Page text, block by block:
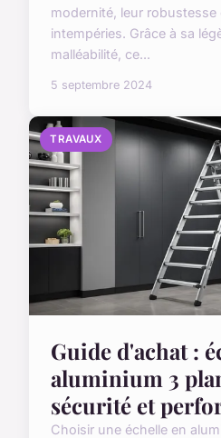
modernité, leur robustesse
intempéries. Grâce à sa
malléabilité, ce...
5 septembre 2024
TRAVAUX
Guide d'achat :
aluminium 3
sécurité et
Choisir une échelle en